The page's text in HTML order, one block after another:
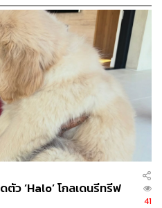
ว ‘Halo’ โกลเดนรีทรีฟ
41